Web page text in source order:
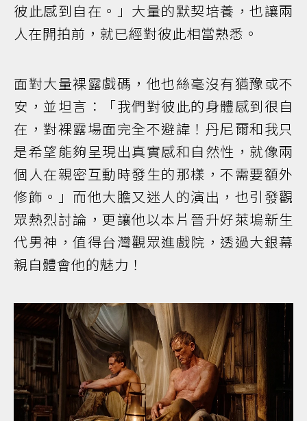
彼此感到自在。」大量的默契培養，也讓兩
人在開拍前，就已經對彼此相當熟悉。
面對大量裸露戲碼，他也絲毫沒有猶豫或不
安，並坦言：「我們對彼此的身體感到很自
在，對裸露場面完全不避諱！丹尼爾和我只
是希望能夠呈現出真實感和自然性，就像兩
個人在親密互動時發生的那樣，不需要額外
修飾。」而他大膽又迷人的演出，也引發觀
眾熱烈討論，更讓他以本片晉升好萊塢新生
代男神，值得台灣觀眾進戲院，透過大銀幕
親自體會他的魅力！